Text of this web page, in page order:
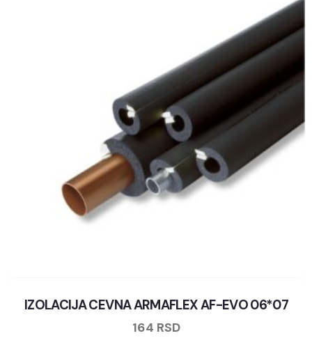
IZOLACIJA CEVNA ARMAFLEX AF-EVO 06*07
164 RSD